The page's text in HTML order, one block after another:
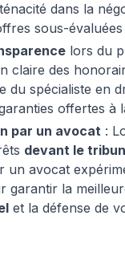
dans la
sous-
lors du
claire des
du spécialiste en
offertes à
par un avocat :
devant le
un avocat
garantir la
et la défense de